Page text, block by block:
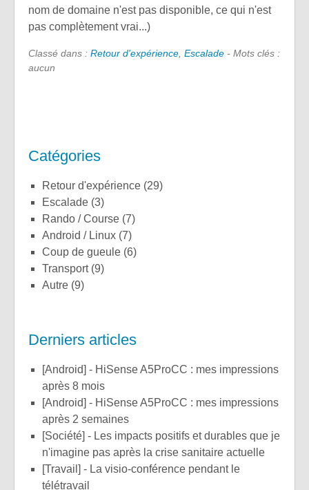
nom de domaine n'est pas disponible, ce qui n'est
pas complètement vrai...)
Classé dans : Retour d'expérience Escalade - Mots clés :
aucun
Catégories
Retour d'expérience (29)
Escalade (3)
Rando / Course (7)
Android / Linux (7)
Coup de gueule (6)
Transport(9)
Autre (9)
Derniers articles
[Android] - HiSense A5ProCC : mes impressions
après 8 mois
[Android] - HiSense A5ProCC : mes impressions
après 2 semaines
[Société] - Les impacts positifs et durables que je
n'imagine pas après la crise sanitaire actuelle
[Travail] - La visio-conférence pendant le
télétravail